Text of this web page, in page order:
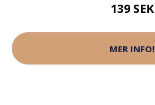
139 SEK
MER INFO!